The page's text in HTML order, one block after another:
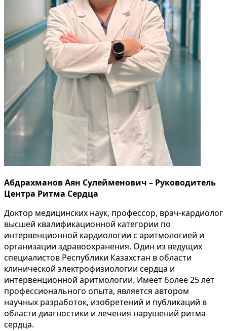
Абдрахманов Аян Сулейменович – Руководитель
Центра Ритма Сердца
Доктор медицинских наук, профессор, врач-кардиолог
высшей квалификационной категории по
интервенционной кардиологии с аритмологией и
организации здравоохранения. Один из ведущих
специалистов Республики Казахстан в области
клинической электрофизиологии сердца и
интервенционной аритмологии. Имеет более 25 лет
профессионального опыта, является автором
научных разработок, изобретений и публикаций в
области диагностики и лечения нарушений ритма
сердца.